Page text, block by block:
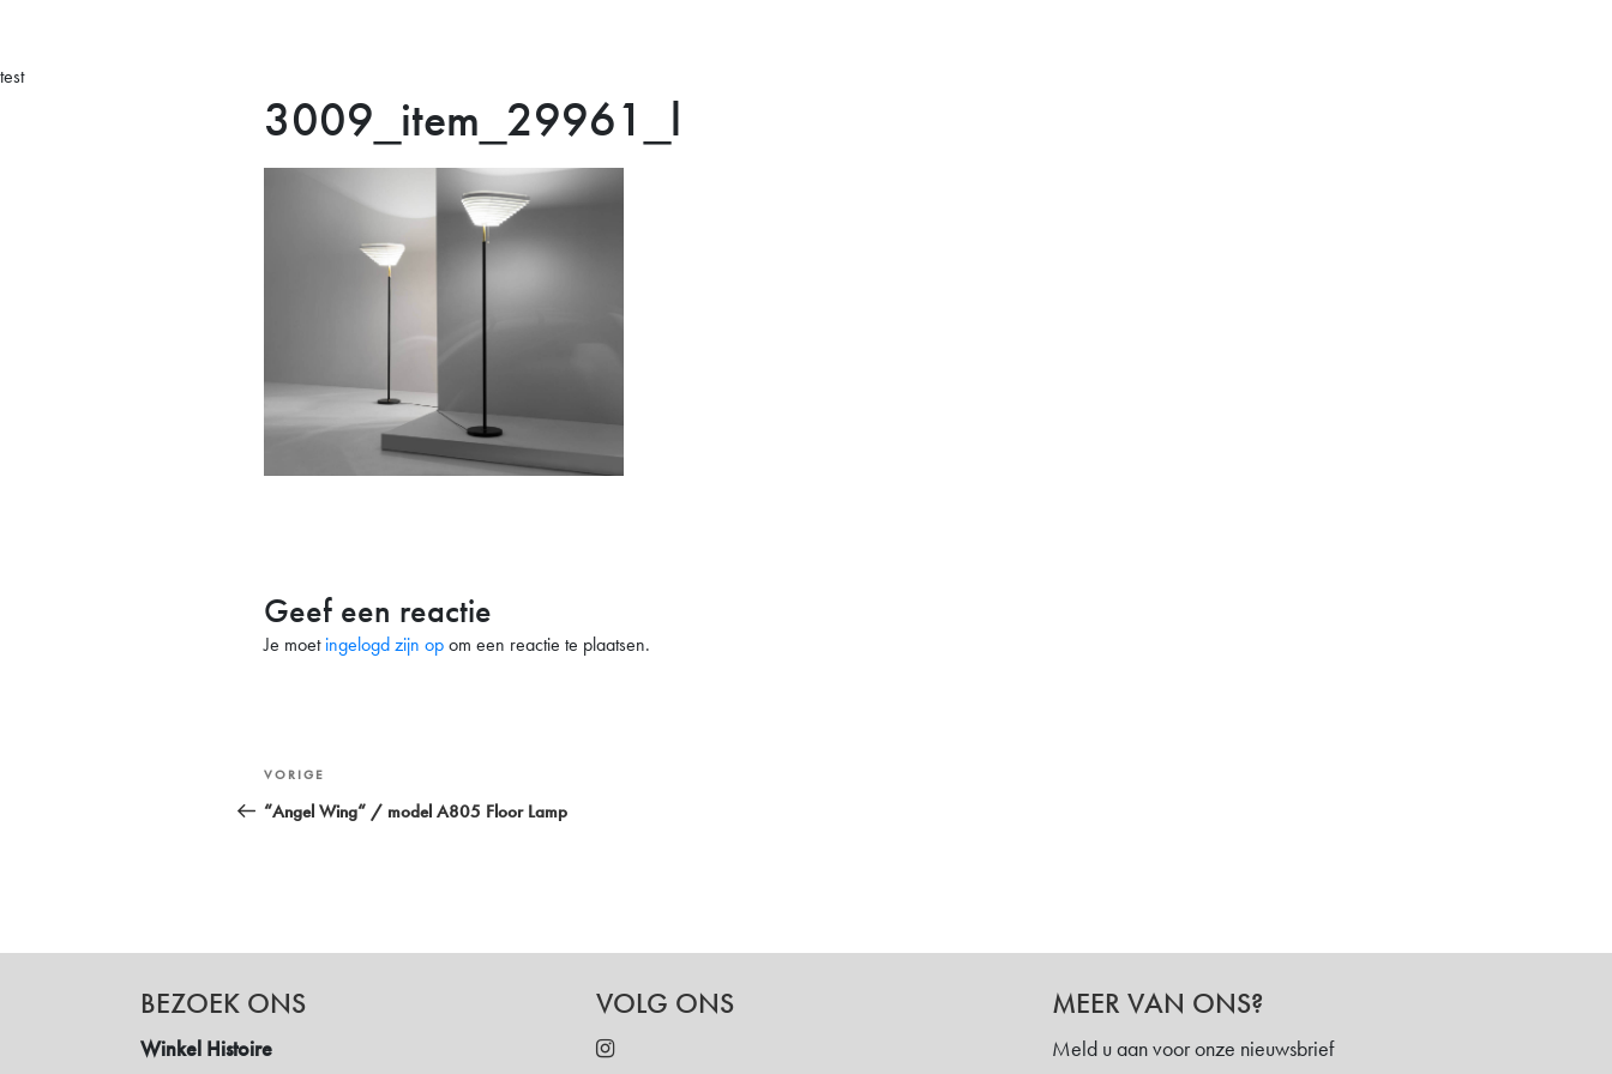
test
3009_item_29961_l
Geef een reactie
Je moetingelogd zijn opom een reactie te plaatsen.
Bericht
navigatie
Vorig
bericht
VORIGE
“Angel Wing“ / model A805 Floor Lamp
BEZOEK ONS
Winkel Histoire
VOLG ONS MEER VAN ONS?
Meld u aan voor onze nieuwsbrief